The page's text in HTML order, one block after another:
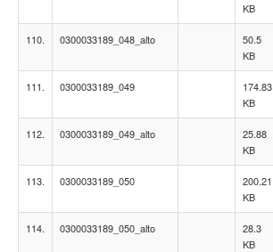
KB
110. 0300033189_048_alto
50.5
KB
111. 0300033189_049
174.83
KB
112. 0300033189_049_alto
25.88
KB
113. 0300033189_050
200.21
KB
114. 0300033189_050_alto
28.3
KB